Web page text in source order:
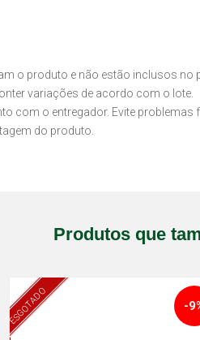
o produto e não estão inclusos no
variações de acordo com o lote.
com o entregador. Evite problemas
do produto.
Produtos que
ESGOTADO -